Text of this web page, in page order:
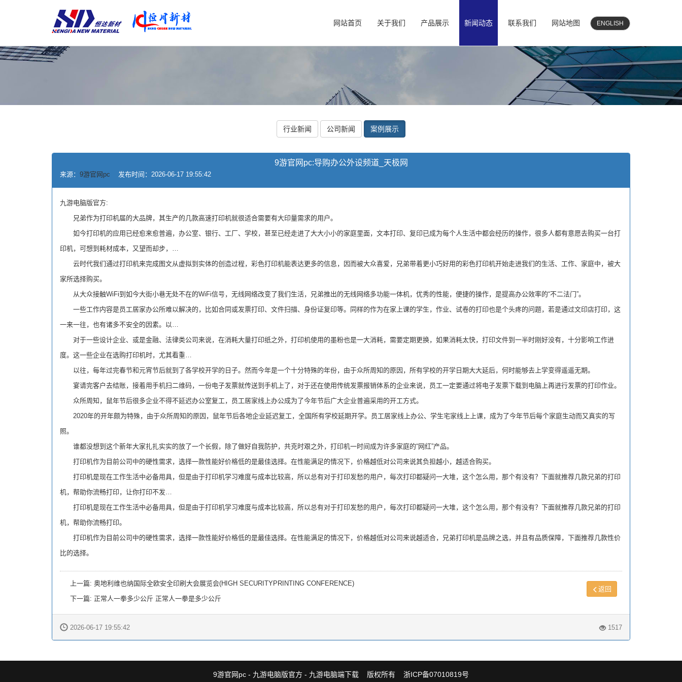
ENGLISH
网站首页 关于我们 产品展示 新闻动态 联系我们 网站地图
行业新闻 公司新闻 案例展示
9游官网pc:导购办公外设频道_天极网
来源： 9游官网pc 发布时间：2026-06-17 19:55:42
九游电脑版官方:
兄弟作为打印机届的大品牌，其生产的几款高速打印机就很适合需要有大印量需求的用户。
如今打印机的应用已经愈来愈普遍，办公室、银行、工厂、学校，甚至已经走进了大大小小的家庭里面，文本打印、复印已成为每个人生活中都会经历的操作，很多人都有意愿去购买一台打
印机，可想到耗材成本，又望而却步，…
云时代我们通过打印机来完成图文从虚拟到实体的创造过程，彩色打印机能表达更多的信息，因而被大众喜爱，兄弟带着更小巧好用的彩色打印机开始走进我们的生活、工作、家庭中，被大
家所选择购买。
从大众接触WiFi到如今大街小巷无处不在的WiFi信号，无线网络改变了我们生活，兄弟推出的无线网络多功能一体机，优秀的性能，便捷的操作，是提高办公效率的“不二法门”。
一些工作内容是员工居家办公所难以解决的，比如合同或发票打印、文件扫描、身份证复印等。同样的作为在家上课的学生，作业、试卷的打印也是个头疼的问题，若是通过文印店打印，这
一来一往，也有诸多不安全的因素。以…
对于一些设计企业、或是金融、法律类公司来说，在消耗大量打印纸之外，打印机使用的墨粉也是一大消耗，需要定期更换，如果消耗太快，打印文件到一半时刚好没有，十分影响工作进
度。这一些企业在选购打印机时，尤其看重…
以往，每年过完春节和元宵节后就到了各学校开学的日子。然而今年是一个十分特殊的年份，由于众所周知的原因，所有学校的开学日期大大延后，何时能够去上学变得遥遥无期。
宴请完客户去结账，接着用手机扫二维码，一份电子发票就传送到手机上了，对于还在使用传统发票报销体系的企业来说，员工一定要通过将电子发票下载到电脑上再进行发票的打印作业。
众所周知，鼠年节后很多企业不得不延迟办公室复工，员工居家线上办公成为了今年节后广大企业普遍采用的开工方式。
2020年的开年颇为特殊，由于众所周知的原因，鼠年节后各地企业延迟复工，全国所有学校延期开学。员工居家线上办公、学生宅家线上上课，成为了今年节后每个家庭生动而又真实的写
照。
谁都没想到这个新年大家扎扎实实的放了一个长假，除了做好自我防护，共克时艰之外，打印机一时间成为许多家庭的“网红”产品。
打印机作为目前公司中的硬性需求，选择一款性能好价格低的是最佳选择。在性能满足的情况下，价格越低对公司来说其负担越小，越适合购买。
打印机是现在工作生活中必备用具，但是由于打印机学习难度与成本比较高，所以总有对于打印发愁的用户，每次打印都疑问一大堆，这个怎么用，那个有没有？下面就推荐几款兄弟的打印
机，帮助你流畅打印，让你打印不发…
打印机是现在工作生活中必备用具，但是由于打印机学习难度与成本比较高，所以总有对于打印发愁的用户，每次打印都疑问一大堆，这个怎么用，那个有没有？下面就推荐几款兄弟的打印
机，帮助你流畅打印。
打印机作为目前公司中的硬性需求，选择一款性能好价格低的是最佳选择。在性能满足的情况下，价格越低对公司来说越适合，兄弟打印机是品牌之选，并且有品质保障，下面推荐几款性价
比的选择。
上一篇: 奥地利维也纳国际全欧安全印刷大会展览会(HIGH SECURITYPRINTING CONFERENCE)
下一篇: 正常人一拳多少公斤 正常人一拳是多少公斤
返回
2026-06-17 19:55:42 1517
9游官网pc - 九游电脑版官方 - 九游电脑端下载 版权所有 浙ICP备07010819号